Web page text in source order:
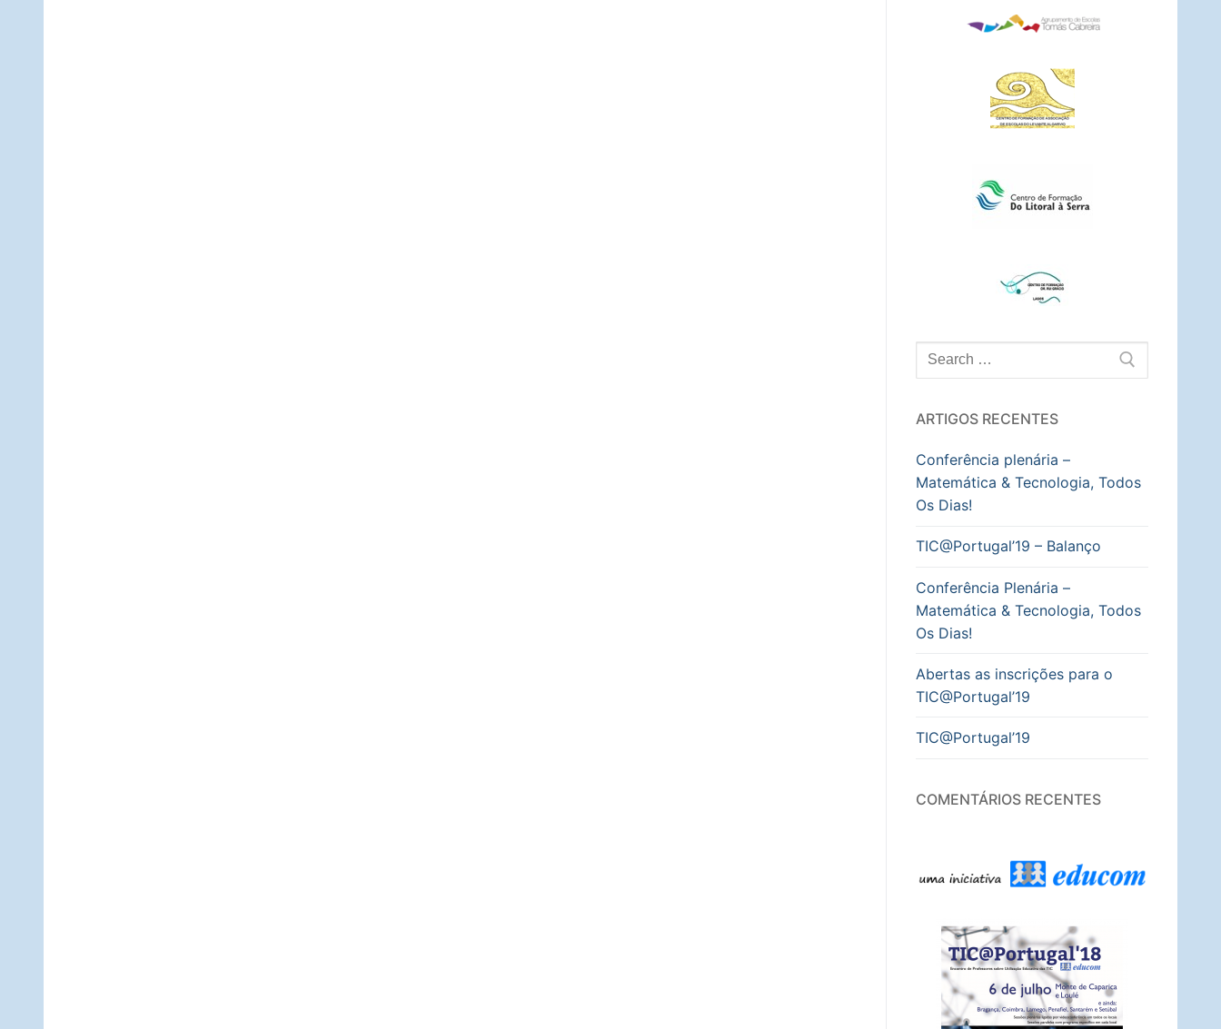
Pesquisar
por:
ARTIGOS RECENTES
Conferência plenária –
Matemática & Tecnologia, Todos
Os Dias!
TIC@Portugal’19 – Balanço
Conferência Plenária –
Matemática & Tecnologia, Todos
Os Dias!
Abertas as inscrições para o
TIC@Portugal’19
TIC@Portugal’19
COMENTÁRIOS RECENTES